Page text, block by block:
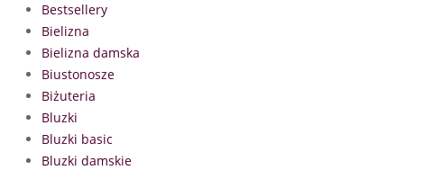
Bestsellery
Bielizna
Bielizna damska
Biustonosze
Biżuteria
Bluzki
Bluzki basic
Bluzki damskie